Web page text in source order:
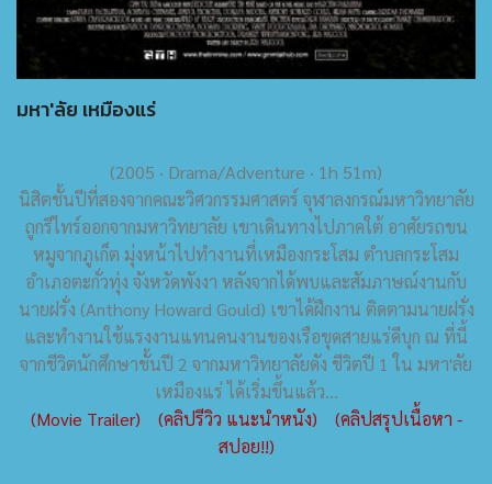
มหา'ลัย เหมืองแร่
(2005 ‧ Drama/Adventure ‧ 1h 51m)
นิสิตชั้นปีที่สองจากคณะวิศวกรรมศาสตร์ จุฬาลงกรณ์มหาวิทยาลัย
ถูกรีไทร์ออกจากมหาวิทยาลัย เขาเดินทางไปภาคใต้ อาศัยรถขน
หมูจากภูเก็ต มุ่งหน้าไปทำงานที่เหมืองกระโสม ตำบลกระโสม
อำเภอตะกั่วทุ่ง จังหวัดพังงา หลังจากได้พบและสัมภาษณ์งานกับ
นายฝรั่ง (Anthony Howard Gould) เขาได้ฝึกงาน ติดตามนายฝรั่ง
และทำงานใช้แรงงานแทนคนงานของเรือขุดสายแร่ดีบุก ณ ที่นี้
จากชีวิตนักศึกษาชั้นปี 2 จากมหาวิทยาลัยดัง ชีวิตปี 1 ใน มหา'ลัย
เหมืองแร่ ได้เริ่มขึ้นแล้ว...
(Movie Trailer)
(คลิปรีวิว แนะนำหนัง)
(คลิปสรุปเนื้อหา -
สปอย!!)